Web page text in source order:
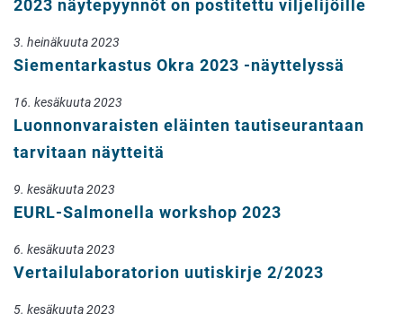
2023 näytepyynnöt on postitettu viljelijöille
3. heinäkuuta 2023
Siementarkastus Okra 2023 -näyttelyssä
16. kesäkuuta 2023
Luonnonvaraisten eläinten tautiseurantaan
tarvitaan näytteitä
9. kesäkuuta 2023
EURL-Salmonella workshop 2023
6. kesäkuuta 2023
Vertailulaboratorion uutiskirje 2/2023
5. kesäkuuta 2023